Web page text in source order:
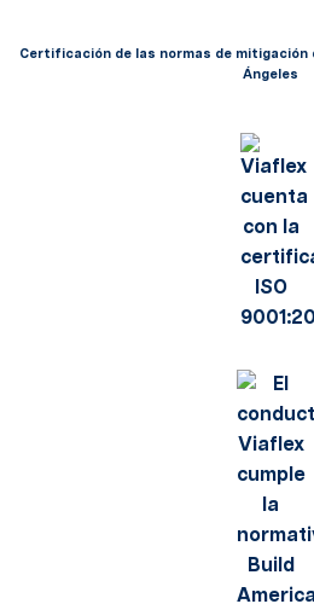
Certificación de las normas de mitigación
Ángeles